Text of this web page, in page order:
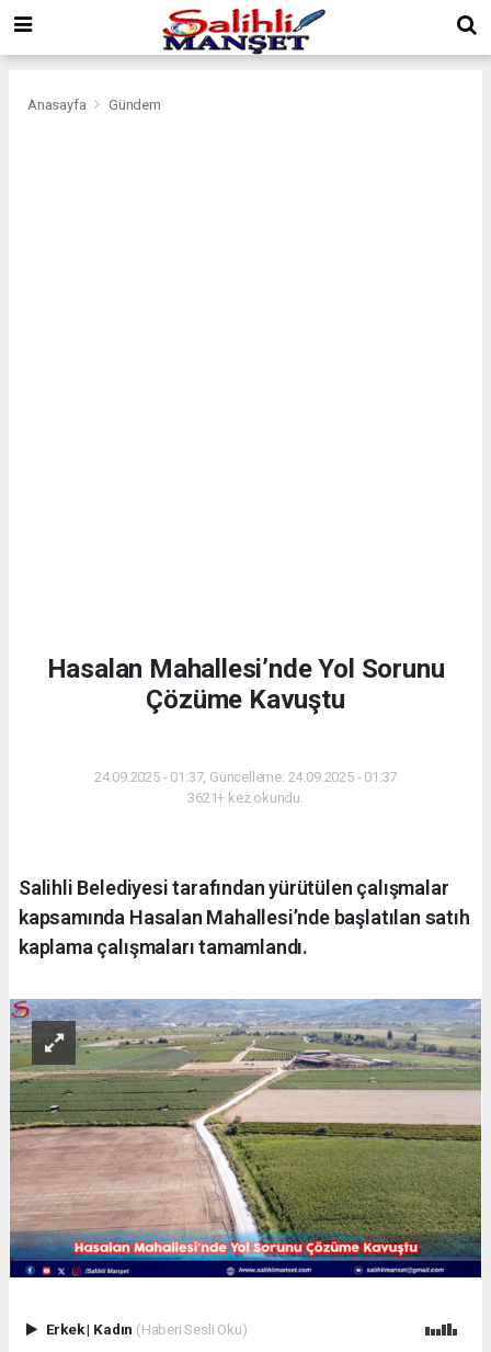
Anasayfa Gündem
Hasalan Mahallesi’nde Yol Sorunu
Çözüme Kavuştu
24.09.2025 - 01:37, Güncelleme: 24.09.2025 - 01:37
3621+ kez okundu.
Salihli Belediyesi tarafından yürütülen çalışmalar
kapsamında Hasalan Mahallesi’nde başlatılan satıh
kaplama çalışmaları tamamlandı.
Erkek| Kadın (Haberi Sesli Oku)